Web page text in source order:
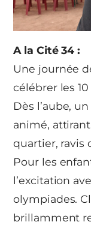
A la Cité 34 :
Une journée
célébrer les
Dès l’aube,
animé,
quartier, ravis
Pour les
l’excitation
olympiades.
brillamment